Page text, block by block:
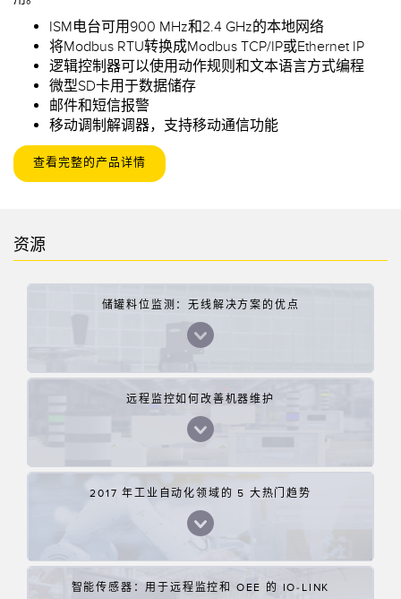
ISM电台可用900 MHz和2.4 GHz的本地网络
将Modbus RTU转换成Modbus TCP/IP或Ethernet IP
逻辑控制器可以使用动作规则和文本语言方式编程
微型SD卡用于数据储存
邮件和短信报警
移动调制解调器，支持移动通信功能
查看完整的产品详情
资源
储罐料位监测：无线解决方案的优点
远程监控如何改善机器维护
2017 年工业自动化领域的 5 大热门趋势
智能传感器：用于远程监控和 OEE 的 IO-LINK